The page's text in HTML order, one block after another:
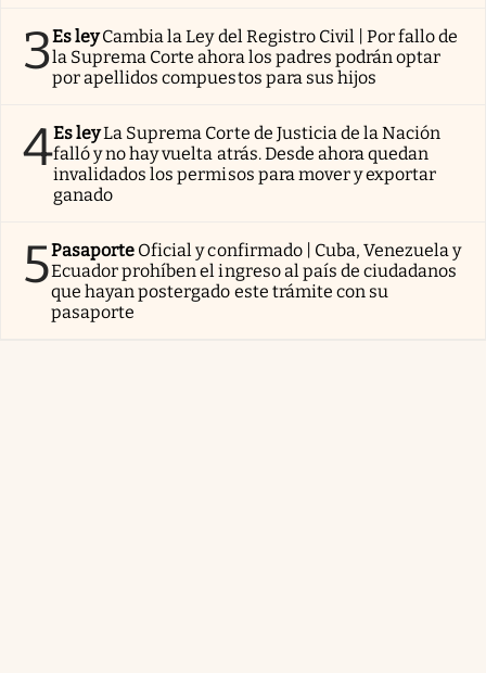
3Es ley Cambia la Ley del Registro Civil | Por fallo de
la Suprema Corte ahora los padres podrán optar
por apellidos compuestos para sus hijos
4Es leyLa Suprema Corte de Justicia de la Nación
falló y no hay vuelta atrás. Desde ahora quedan
invalidados los permisos para mover y exportar
ganado
5Pasaporte Oficial y confirmado | Cuba, Venezuela y
Ecuador prohíben el ingreso al país de ciudadanos
que hayan postergado este trámite con su
pasaporte